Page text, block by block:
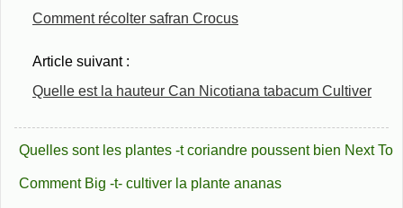
Comment récolter safran Crocus
Article suivant :
Quelle est la hauteur Can Nicotiana tabacum Cultiver
Quelles sont les plantes -t coriandre poussent bien Next To
Comment Big -t- cultiver la plante ananas